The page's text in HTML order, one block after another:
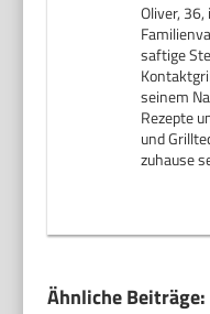
Oliver,
saftige
seinem
Rezepte
und
zuhause
Ähnliche Beiträge: